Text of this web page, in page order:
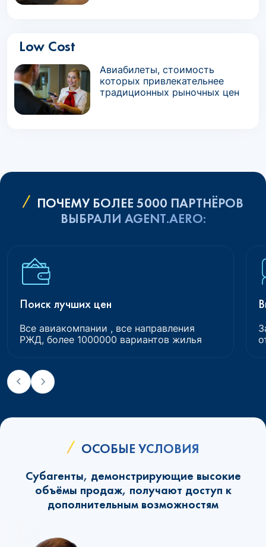
Low Cost
Авиабилеты, стоимость
которых привлекательнее
традиционных рыночных цен
ПОЧЕМУ БОЛЕЕ 5000 ПАРТНЁРОВ
ВЫБРАЛИ AGENT.AERO:
Поиск лучших цен
Все авиакомпании , все направления
РЖД, более 1000000 вариантов жилья
ОСОБЫЕ УСЛОВИЯ
Субагенты, демонстрирующие высокие
объёмы продаж, получают доступ к
дополнительным возможностям